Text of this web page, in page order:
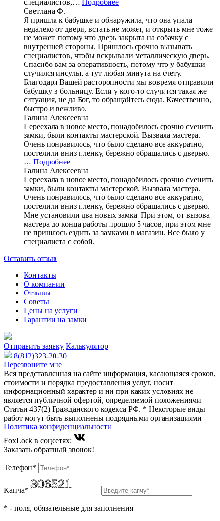
специалистов,… Подробнее
Светлана Ф.
Я пришла к бабушке и обнаружила, что она упала
недалеко от двери, встать не может, и открыть мне тоже
не может, потому что дверь закрыта на собачку с
внутренней стороны. Пришлось срочно вызывать
специалистов, чтобы вскрывали металлическую дверь.
Спасибо вам за оперативность, потому что у бабушки
случился инсульт, а тут любая минута на счету.
Благодаря Вашей расторопности мы вовремя отправили
бабушку в больницу. Если у кого-то случится такая же
ситуация, не да Бог, то обращайтесь сюда. Качественно,
быстро и вежливо.
Галина Алексеевна
Переехала в новое место, понадобилось срочно сменить
замки, были контакты мастерской. Вызвала мастера.
Очень понравилось, что было сделано все аккуратно,
постелили вниз пленку, бережно обращались с дверью.
… Подробнее
Галина Алексеевна
Переехала в новое место, понадобилось срочно сменить
замки, были контакты мастерской. Вызвала мастера.
Очень понравилось, что было сделано все аккуратно,
постелили вниз пленку, бережно обращались с дверью.
Мне установили два новых замка. При этом, от вызова
мастера до конца работы прошло 5 часов, при этом мне
не пришлось ездить за замками в магазин. Все было у
специалиста с собой.
Оставить отзыв
Контакты
О компании
Отзывы
Советы
Цены на услуги
Гарантии на замки
Отправить заявку Калькулятор
8(812)323-20-30
Перезвоните мне
Вся представленная на сайте информация, касающаяся сроков,
стоимости и порядка предоставления услуг, носит
информационный характер и ни при каких условиях не
является публичной офертой, определяемой положениями
Статьи 437(2) Гражданского кодекса РФ. * Некоторые виды
работ могут быть выполнены подрядными организациями
Политика конфиденциальности
FoxLock в соцсетях:
Заказать обратный звонок!
Телефон*
Капча*
* - поля, обязательные для заполнения